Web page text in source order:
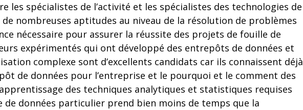
les spécialistes de l’activité et les spécialistes des technologies de
nombreuses aptitudes au niveau de la résolution de problèmes
nécessaire pour assurer la réussite des projets de fouille de
expérimentés qui ont développé des entrepôts de données et
complexe sont d’excellents candidats car ils connaissent déjà
de données pour l’entreprise et le pourquoi et le comment des
des techniques analytiques et statistiques requises
données particulier prend bien moins de temps que la